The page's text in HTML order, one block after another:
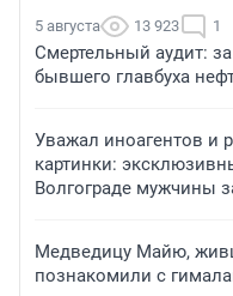
5 августа 13 923 1
Смертельный аудит:
бывшего главбуха
Уважал иноагентов и
картинки:
Волгограде мужчины
Медведицу Майю,
познакомили с